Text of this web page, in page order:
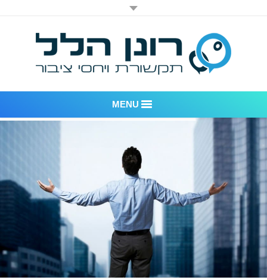
MENU
דוגמאות לעבודות שביצענו
לקוחות – משרד יחסי ציבור רונן הלל
חדר חדשות
המלצות